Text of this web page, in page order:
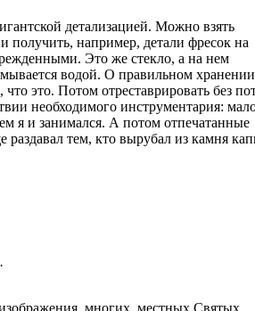
детализацией. Можно взять
получить, например, детали фресок на
Это же стекло, а на нем
водой. О правильном
это. Потом отреставрировать без
необходимого инструментария:
я и занимался. А потом отпечатанные
тем, кто вырубал из камня
многих местных Святых